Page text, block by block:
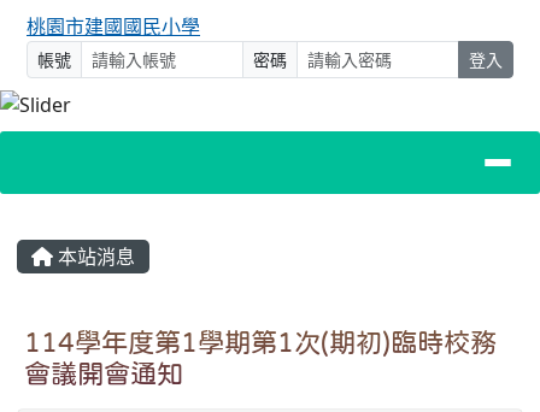
桃園市建國國民小學
帳號 密碼 登入
主內容區域
本站消息
114學年度第1學期第1次(期初)臨時校務
會議開會通知